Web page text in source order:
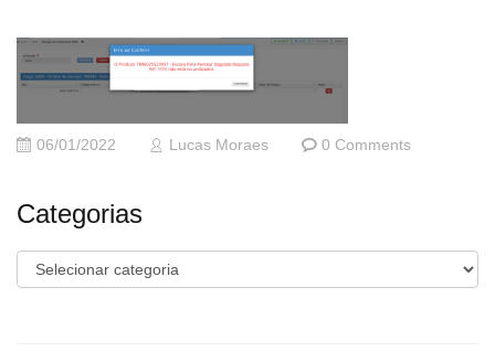
06/01/2022 Lucas Moraes 0 Comments
Categorias
Categorias